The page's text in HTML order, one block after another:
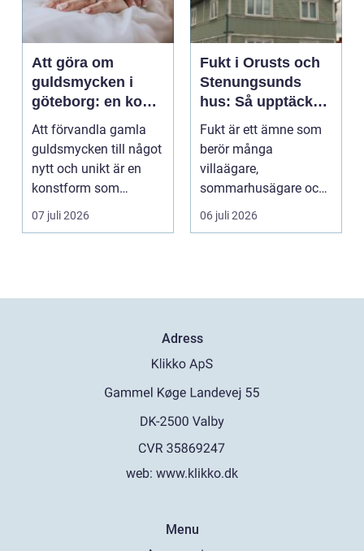
Att göra om
guldsmycken i
göteborg: en konst
att förnya det
gamla
Att förvandla gamla
guldsmycken till något
nytt och unikt är en
konstform som
kombinerar
traditionel...
07 juli 2026
Fukt i Orusts och
Stenungsunds
hus: Så upptäcker
och åtgärdar du
problemet
Fukt är ett ämne som
berör många
villaägare,
sommarhusägare och
bosta...
06 juli 2026
Adress
web: www.klikko.dk
Menu